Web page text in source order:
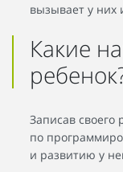
вызывает у них
Какие
Записав своего
по
и развитию у